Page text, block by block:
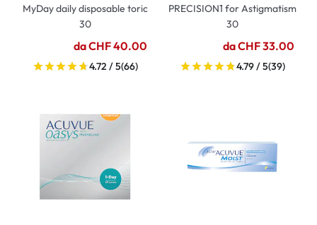
MyDay daily disposable toric
30
da CHF 40.00
4.72 / 5(66)
PRECISION1 for Astigmatism
30
da CHF 33.00
4.79 / 5(39)